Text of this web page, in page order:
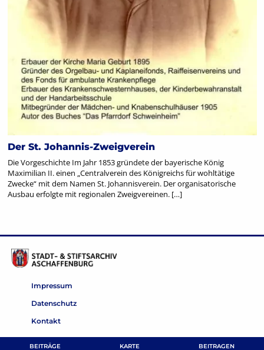
BEITRÄGE KARTE BEITRAGEN
Der St. Johannis-Zweigverein
Die Vorgeschichte Im Jahr 1853 gründete der bayerische König
Maximilian II. einen „Centralverein des Königreichs für wohltätige
Zwecke“ mit dem Namen St. Johannisverein. Der organisatorische
Ausbau erfolgte mit regionalen Zweigvereinen. […]
Impressum
Datenschutz
Kontakt